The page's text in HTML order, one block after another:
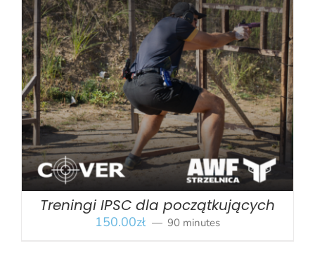
BOOK SZCZEGÓŁY
Treningi IPSC dla początkujących
150.00zł 90 minutes